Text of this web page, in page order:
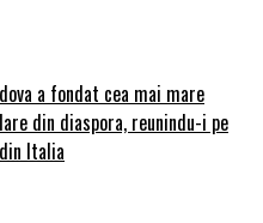
a fondat cea mai mare
din diaspora, reunindu-i pe
Italia